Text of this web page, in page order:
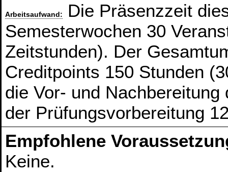
Arbeitsaufwand:
Die Präsenzzeit
Semesterwochen 30
Zeitstunden). Der
Creditpoints 150 Stunden
die Vor- und
der Prüfungsvorbereitung
Empfohlene
Keine.